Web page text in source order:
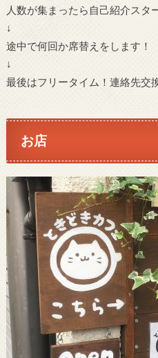
人数が集まったら自己紹介スタ
↓
途中で何回か席替えをします！
↓
最後はフリータイム！連絡先交
お店